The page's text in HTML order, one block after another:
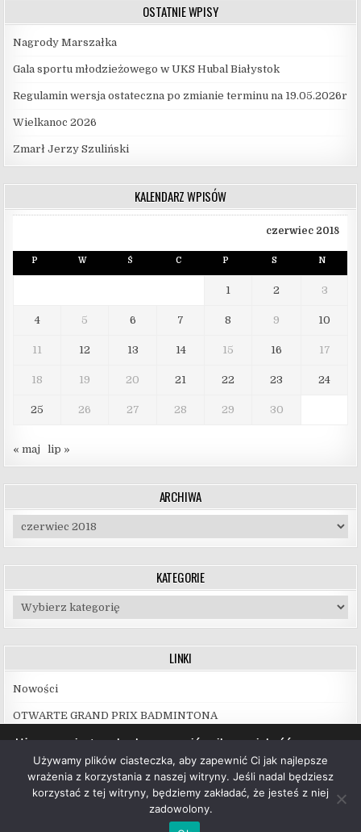
OSTATNIE WPISY
Nagrody Marszałka
Gala sportu młodzieżowego w UKS Hubal Białystok
Regulamin wersja ostateczna po zmianie terminu na 19.05.2026r
Wielkanoc 2026
Zmarł Jerzy Szuliński
KALENDARZ WPISÓW
czerwiec 2018
P W Ś C P S N
1 2 3
4 5 6 7 8 9 10
11 12 13 14 15 16 17
18 19 20 21 22 23 24
25 26 27 28 29 30
« maj lip »
ARCHIWA
KATEGORIE
Kategorie
LINKI
Nowości
OTWARTE GRAND PRIX BADMINTONA
Copyright © 2026 UKS Hubal Białystok
Używamy ciasteczek, aby zapewnić najlepszą jakość
korzystania z naszej witryny.
Więcej informacji na temat plików ciasteczka, których
używamy, oraz możliwości ich wyłączenia znajdziesz w
ustawieniach.
Używamy plików ciasteczka, aby zapewnić Ci jak najlepsze
wrażenia z korzystania z naszej witryny. Jeśli nadal będziesz
korzystać z tej witryny, będziemy zakładać, że jesteś z niej
zadowolony.